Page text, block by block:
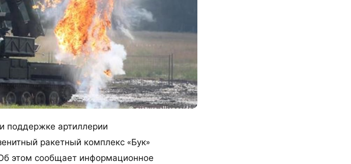
поддержке артиллерии
ракетный комплекс «Бук»
этом сообщает информационное